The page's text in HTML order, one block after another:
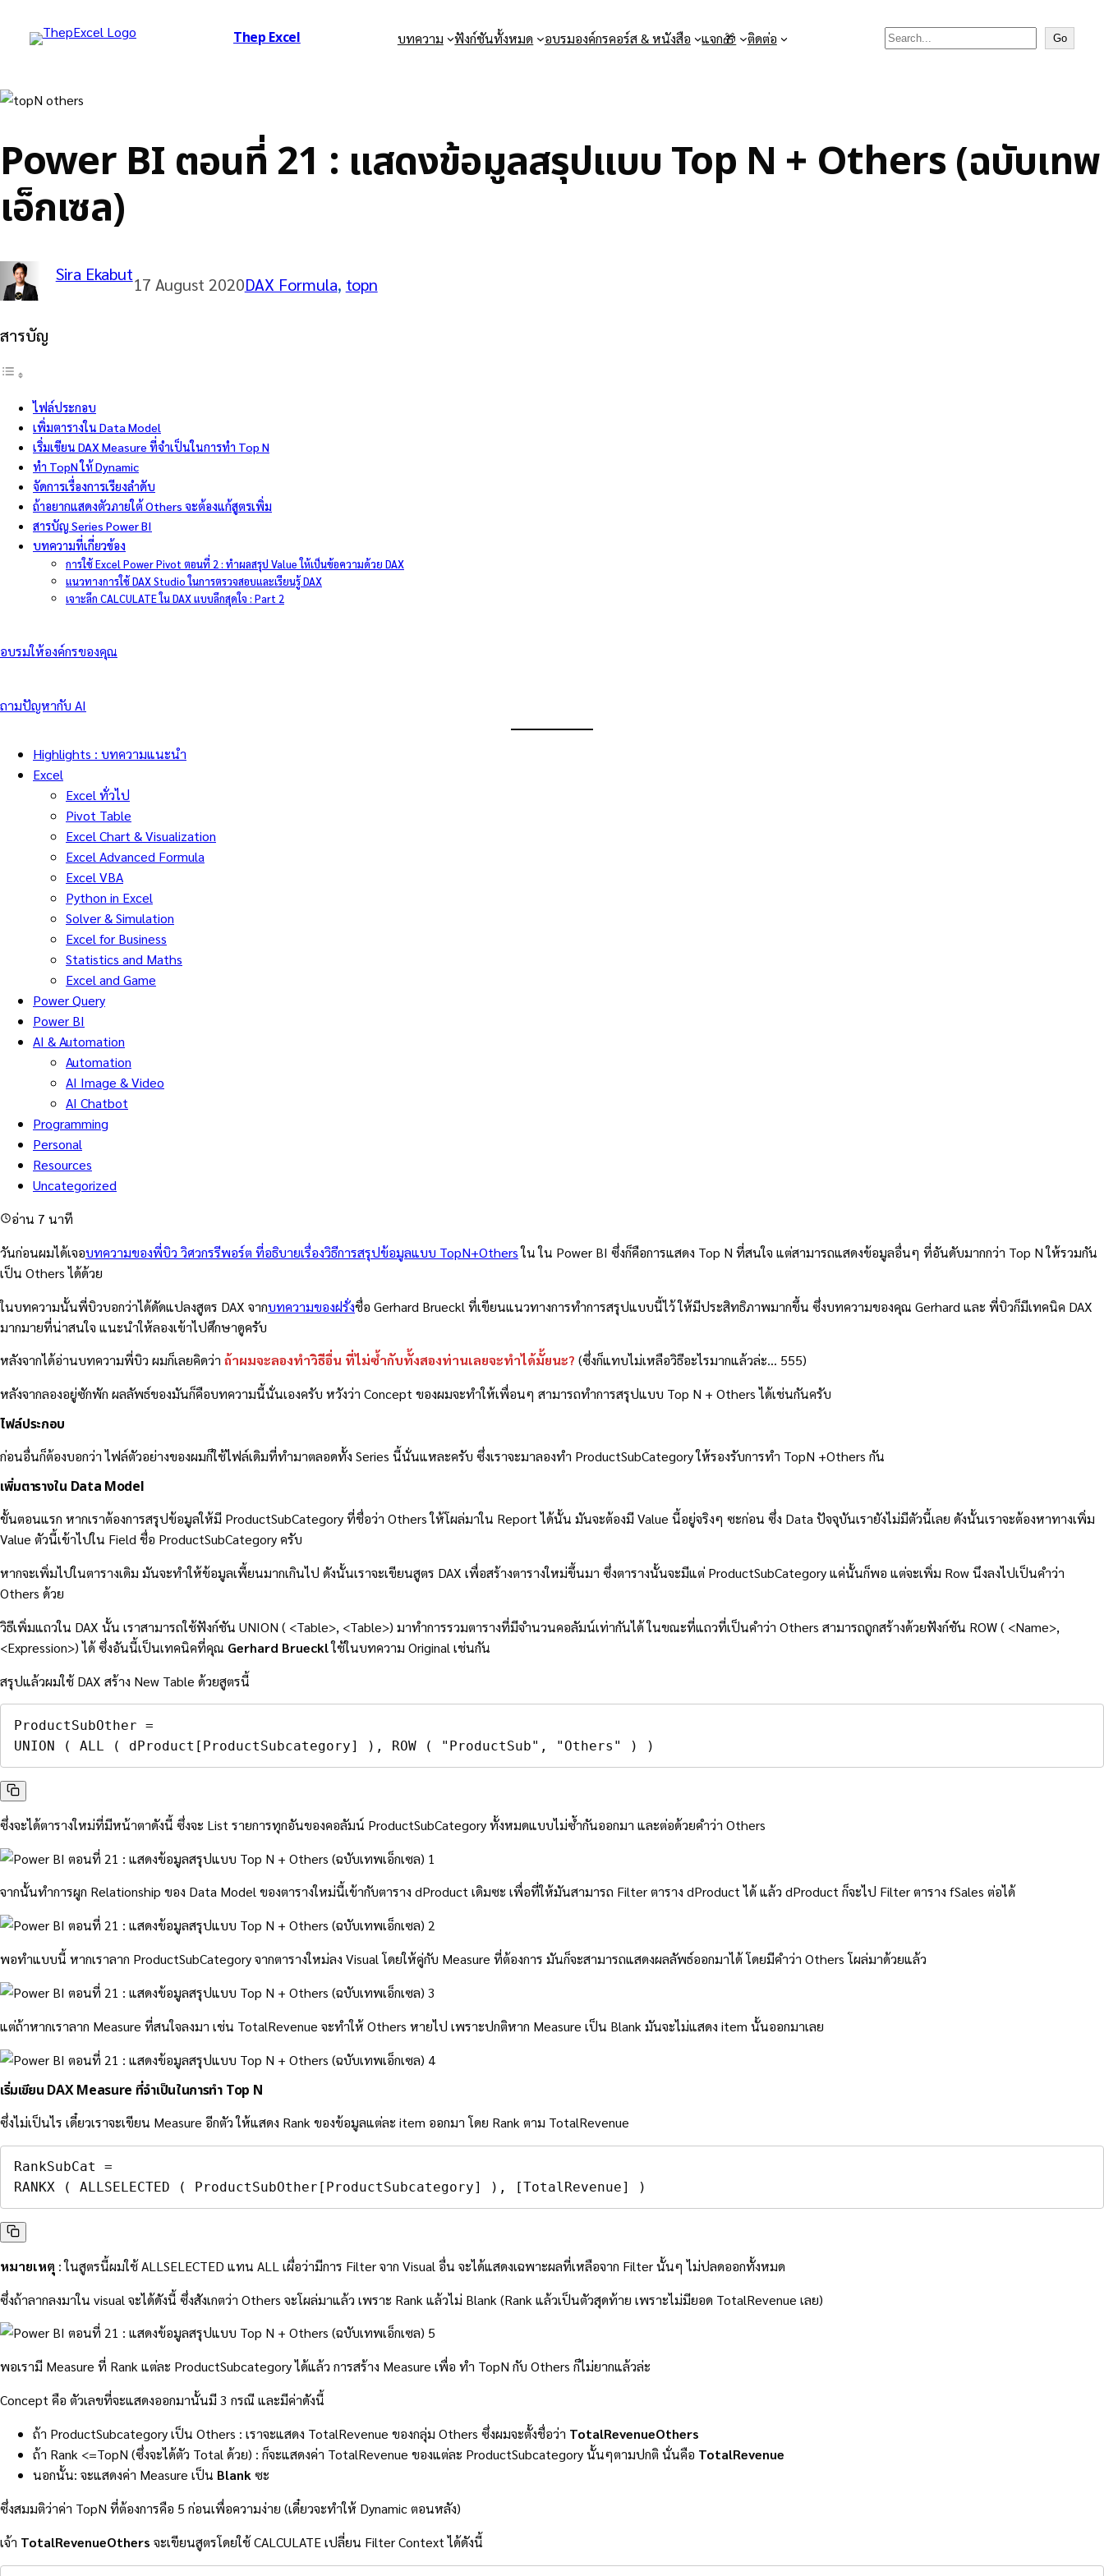
Thep Excel บทความ ฟังก์ชันทั้งหมด อบรมองค์กรคอร์ส & หนังสือ แจก🎁 ติดต่อ Search Go
Power BI ตอนที่ 21 : แสดงข้อมูลสรุปแบบ Top N + Others (ฉบับเทพ
เอ็กเซล)
Sira Ekabut17 August 2020DAX Formula, topn
สารบัญ
ไฟล์ประกอบ
เพิ่มตารางใน Data Model
เริ่มเขียน DAX Measure ที่จำเป็นในการทำ Top N
ทำ TopN ให้ Dynamic
จัดการเรื่องการเรียงลำดับ
ถ้าอยากแสดงตัวภายใต้ Others จะต้องแก้สูตรเพิ่ม
สารบัญ Series Power BI
บทความที่เกี่ยวข้อง
การใช้ Excel Power Pivot ตอนที่ 2 : ทำผลสรุป Value ให้เป็นข้อความด้วย DAX
แนวทางการใช้ DAX Studio ในการตรวจสอบและเรียนรู้ DAX
เจาะลึก CALCULATE ใน DAX แบบลึกสุดใจ : Part 2
อบรมให้องค์กรของคุณ
ถามปัญหากับ AI
Highlights : บทความแนะนำ
Excel
Excel ทั่วไป
Pivot Table
Excel Chart & Visualization
Excel Advanced Formula
Excel VBA
Python in Excel
Solver & Simulation
Excel for Business
Statistics and Maths
Excel and Game
Power Query
Power BI
AI & Automation
Automation
AI Image & Video
AI Chatbot
Programming
Personal
Resources
Uncategorized
อ่าน 7 นาที
วันก่อนผมได้เจอบทความของพี่บิว วิศวกรรีพอร์ต ที่อธิบายเรื่องวิธีการสรุปข้อมูลแบบ TopN+Othersใน ใน Power BI ซึ่งก็คือการแสดง Top N ที่สนใจ แต่สามารถแสดงข้อมูลอื่นๆ ที่อันดับมากกว่า Top N ให้รวมกัน
เป็น Others ได้ด้วย
ในบทความนั้นพี่บิวบอกว่าได้ดัดแปลงสูตร DAX จากบทความของฝรั่งชื่อ Gerhard Brueckl ที่เขียนแนวทางการทำการสรุปแบบนี้ไว้ ให้มีประสิทธิภาพมากขึ้น ซึ่งบทความของคุณ Gerhard และ พี่บิวก็มีเทคนิค DAX
มากมายที่น่าสนใจ แนะนำให้ลองเข้าไปศึกษาดูครับ
หลังจากได้อ่านบทความพี่บิว ผมก็เลยคิดว่า ถ้าผมจะลองทำวิธีอื่น ที่ไม่ซ้ำกับทั้งสองท่านเลยจะทำได้มั้ยนะ? (ซึ่งก็แทบไม่เหลือวิธีอะไรมากแล้วล่ะ… 555)
หลังจากลองอยู่ซักพัก ผลลัพธ์ของมันก็คือบทความนี้นั่นเองครับ หวังว่า Concept ของผมจะทำให้เพื่อนๆ สามารถทำการสรุปแบบ Top N + Others ได้เช่นกันครับ
ไฟล์ประกอบ
ก่อนอื่นก็ต้องบอกว่า ไฟล์ตัวอย่างของผมก็ใช้ไฟล์เดิมที่ทำมาตลอดทั้ง Series นี้นั่นแหละครับ ซึ่งเราจะมาลองทำ ProductSubCategory ให้รองรับการทำ TopN +Others กัน
เพิ่มตารางใน Data Model
ขั้นตอนแรก หากเราต้องการสรุปข้อมูลให้มี ProductSubCategory ที่ชื่อว่า Others ให้โผล่มาใน Report ได้นั้น มันจะต้องมี Value นี้อยู่จริงๆ ซะก่อน ซึ่ง Data ปัจจุบันเรายังไม่มีตัวนี้เลย ดังนั้นเราจะต้องหาทางเพิ่ม
Value ตัวนี้เข้าไปใน Field ชื่อ ProductSubCategory ครับ
หากจะเพิ่มไปในตารางเดิม มันจะทำให้ข้อมูลเพี้ยนมากเกินไป ดังนั้นเราจะเขียนสูตร DAX เพื่อสร้างตารางใหม่ขึ้นมา ซึ่งตารางนั้นจะมีแต่ ProductSubCategory แค่นั้นก็พอ แต่จะเพิ่ม Row นึงลงไปเป็นคำว่า
Others ด้วย
วิธีเพิ่มแถวใน DAX นั้น เราสามารถใช้ฟังก์ชัน UNION ( <Table>, <Table>) มาทำการรวมตารางที่มีจำนวนคอลัมน์เท่ากันได้ ในขณะที่แถวที่เป็นคำว่า Others สามารถถูกสร้างด้วยฟังก์ชัน ROW ( <Name>,
<Expression>) ได้ ซึ่งอันนี้เป็นเทคนิคที่คุณ Gerhard Bruecklใช้ในบทความ Original เช่นกัน
สรุปแล้วผมใช้ DAX สร้าง New Table ด้วยสูตรนี้
ProductSubOther =
UNION
( ALL ( dProduct[ProductSubcategory] ) , ROW ( "ProductSub" , "Others" ) )
ซึ่งจะได้ตารางใหม่ที่มีหน้าตาดังนี้ ซึ่งจะ List รายการทุกอันของคอลัมน์ ProductSubCategory ทั้งหมดแบบไม่ซ้ำกันออกมา และต่อด้วยคำว่า Others
จากนั้นทำการผูก Relationship ของ Data Model ของตารางใหม่นี้เข้ากับตาราง dProduct เดิมซะ เพื่อที่ให้มันสามารถ Filter ตาราง dProduct ได้ แล้ว dProduct ก็จะไป Filter ตาราง fSales ต่อได้
พอทำแบบนี้ หากเราลาก ProductSubCategory จากตารางใหม่ลง Visual โดยให้คู่กับ Measure ที่ต้องการ มันก็จะสามารถแสดงผลลัพธ์ออกมาได้ โดยมีคำว่า Others โผล่มาด้วยแล้ว
แต่ถ้าหากเราลาก Measure ที่สนใจลงมา เช่น TotalRevenue จะทำให้ Others หายไป เพราะปกติหาก Measure เป็น Blank มันจะไม่แสดง item นั้นออกมาเลย
เริ่มเขียน DAX Measure ที่จำเป็นในการทำ Top N
ซึ่งไม่เป็นไร เดี๋ยวเราจะเขียน Measure อีกตัว ให้แสดง Rank ของข้อมูลแต่ละ item ออกมา โดย Rank ตาม TotalRevenue
RankSubCat =
RANKX
( ALLSELECTED ( ProductSubOther[ProductSubcategory] ) , [TotalRevenue] )
หมายเหตุ : ในสูตรนี้ผมใช้ ALLSELECTED แทน ALL เผื่อว่ามีการ Filter จาก Visual อื่น จะได้แสดงเฉพาะผลที่เหลือจาก Filter นั้นๆ ไม่ปลดออกทั้งหมด
ซึ่งถ้าลากลงมาใน visual จะได้ดังนี้ ซึ่งสังเกตว่า Others จะโผล่มาแล้ว เพราะ Rank แล้วไม่ Blank (Rank แล้วเป็นตัวสุดท้าย เพราะไม่มียอด TotalRevenue เลย)
พอเรามี Measure ที่ Rank แต่ละ ProductSubcategory ได้แล้ว การสร้าง Measure เพื่อ ทำ TopN กับ Others ก็ไม่ยากแล้วล่ะ
Concept คือ ตัวเลขที่จะแสดงออกมานั้นมี 3 กรณี และมีค่าดังนี้
ถ้า ProductSubcategory เป็น Others : เราจะแสดง TotalRevenue ของกลุ่ม Others ซึ่งผมจะตั้งชื่อว่า TotalRevenueOthers
ถ้า Rank <=TopN (ซึ่งจะได้ตัว Total ด้วย) : ก็จะแสดงค่า TotalRevenue ของแต่ละ ProductSubcategory นั้นๆตามปกติ นั่นคือ TotalRevenue
นอกนั้น: จะแสดงค่า Measure เป็น Blank ซะ
ซึ่งสมมติว่าค่า TopN ที่ต้องการคือ 5 ก่อนเพื่อความง่าย (เดี๋ยวจะทำให้ Dynamic ตอนหลัง)
เจ้า TotalRevenueOthers จะเขียนสูตรโดยใช้ CALCULATE เปลี่ยน Filter Context ได้ดังนี้